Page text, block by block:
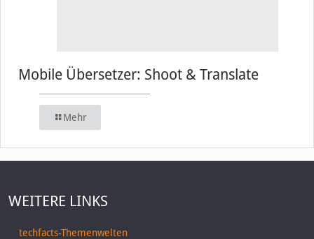
Mobile Übersetzer: Shoot & Translate
Mehr
WEITERE LINKS
techfacts-Themenwelten